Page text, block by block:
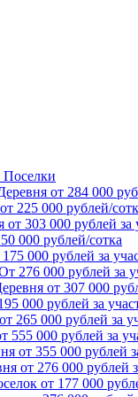
Поселки
от 284 000
от 225 000 рублей/
от 303 000 рублей за
000 рублей/сотка
175 000 рублей за
276 000 рублей за
от 307 000
000 рублей за
от 265 000 рублей за
555 000 рублей за
от 355 000 рублей
от 276 000 рублей
от 177 000